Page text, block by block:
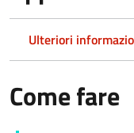
Ulteriori
Come fare